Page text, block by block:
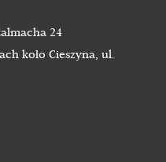
24
koło Cieszyna, ul.